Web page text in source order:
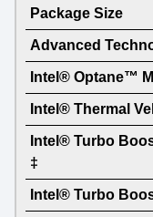
Package Size
Advanced
Intel® Optane™
Intel® Thermal
Intel® Turbo
‡
Intel® Turbo